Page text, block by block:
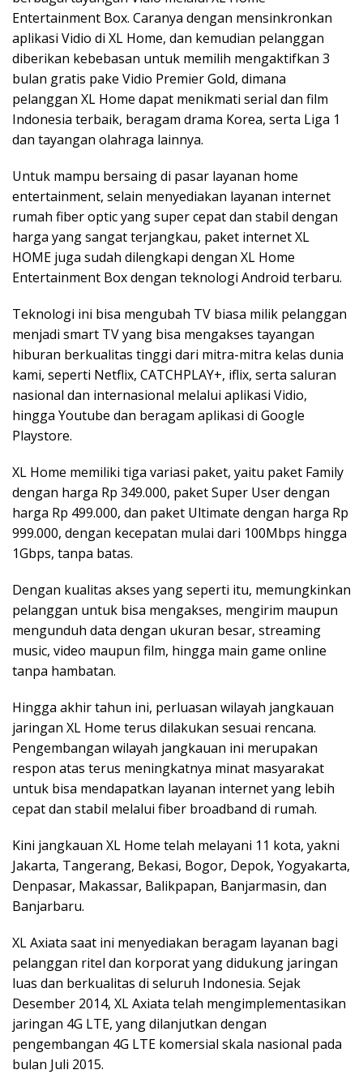
Entertainment Box. Caranya dengan mensinkronkan
aplikasi Vidio di XL Home, dan kemudian pelanggan
diberikan kebebasan untuk memilih mengaktifkan 3
bulan gratis pake Vidio Premier Gold, dimana
pelanggan XL Home dapat menikmati serial dan film
Indonesia terbaik, beragam drama Korea, serta Liga 1
dan tayangan olahraga lainnya.
Untuk mampu bersaing di pasar layanan home
entertainment, selain menyediakan layanan internet
rumah fiber optic yang super cepat dan stabil dengan
harga yang sangat terjangkau, paket internet XL
HOME juga sudah dilengkapi dengan XL Home
Entertainment Box dengan teknologi Android terbaru.
Teknologi ini bisa mengubah TV biasa milik pelanggan
menjadi smart TV yang bisa mengakses tayangan
hiburan berkualitas tinggi dari mitra-mitra kelas dunia
kami, seperti Netflix, CATCHPLAY+, iflix, serta saluran
nasional dan internasional melalui aplikasi Vidio,
hingga Youtube dan beragam aplikasi di Google
Playstore.
XL Home memiliki tiga variasi paket, yaitu paket Family
dengan harga Rp 349.000, paket Super User dengan
harga Rp 499.000, dan paket Ultimate dengan harga Rp
999.000, dengan kecepatan mulai dari 100Mbps hingga
1Gbps, tanpa batas.
Dengan kualitas akses yang seperti itu, memungkinkan
pelanggan untuk bisa mengakses, mengirim maupun
mengunduh data dengan ukuran besar, streaming
music, video maupun film, hingga main game online
tanpa hambatan.
Hingga akhir tahun ini, perluasan wilayah jangkauan
jaringan XL Home terus dilakukan sesuai rencana.
Pengembangan wilayah jangkauan ini merupakan
respon atas terus meningkatnya minat masyarakat
untuk bisa mendapatkan layanan internet yang lebih
cepat dan stabil melalui fiber broadband di rumah.
Kini jangkauan XL Home telah melayani 11 kota, yakni
Jakarta, Tangerang, Bekasi, Bogor, Depok, Yogyakarta,
Denpasar, Makassar, Balikpapan, Banjarmasin, dan
Banjarbaru.
XL Axiata saat ini menyediakan beragam layanan bagi
pelanggan ritel dan korporat yang didukung jaringan
luas dan berkualitas di seluruh Indonesia. Sejak
Desember 2014, XL Axiata telah mengimplementasikan
jaringan 4G LTE, yang dilanjutkan dengan
pengembangan 4G LTE komersial skala nasional pada
bulan Juli 2015.